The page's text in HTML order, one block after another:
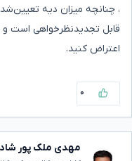
، چنانچه میزان دیه
قابل تجدیدنظرخواهی است
اعتراض کنید.
۰
مهدی ملک پور